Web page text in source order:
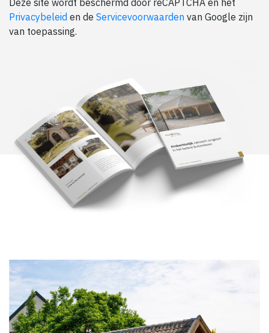
Deze site wordt beschermd door reCAPTCHA en het
Privacybeleid en de Servicevoorwaarden van Google zijn
van toepassing.